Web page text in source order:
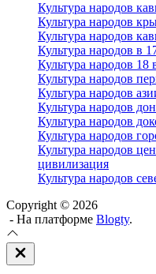
Культура народов
Культура народов
Культура народов
Культура народов в
Культура народов 18
Культура народов
Культура народов
Культура народов
Культура народов
Культура народов
Культура народов
цивилизация
Культура народов
Copyright © 2026
- На платформе Blogty.
Закрыть
вне